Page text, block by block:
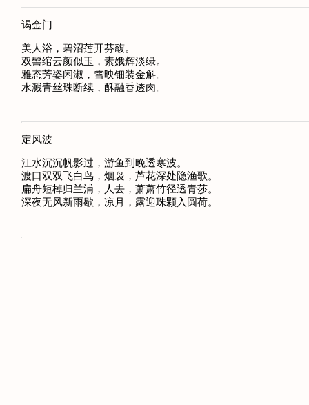
谒金门
美人浴，碧沼莲开芬馥。
双髻绾云颜似玉，素娥辉淡绿。
雅态芳姿闲淑，雪映钿装金斛。
定风波
江水沉沉帆影过，游鱼到晚透寒波。
渡口双双飞白鸟，烟袅，芦花深处隐渔歌。
扁舟短棹归兰浦，人去，萧萧竹径透青莎。